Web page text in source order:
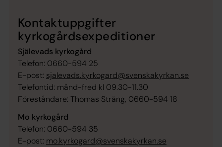
Kontaktuppgifter
kyrkogårdsexpeditioner
Själevads kyrkogård
Telefon: 0660-594 25
E-post: sjalevads.kyrkogard@svenskakyrkan.se
Telefontid: månd-fred kl 09.30-11.30
Föreståndare: Thomas Sträng, 0660-594 18
Mo kyrkogård
Telefon: 0660-594 35
E-post: mo.kyrkogard@svenskakyrkan.se